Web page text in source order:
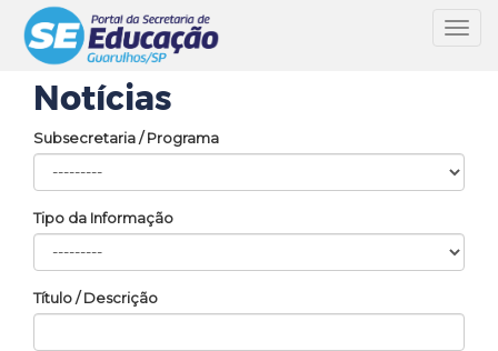
Notícias
Subsecretaria / Programa
Tipo da Informação
Título / Descrição